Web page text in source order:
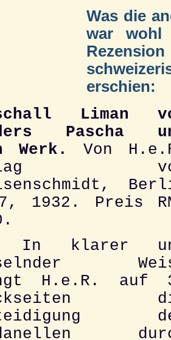
Was die
war wohl
erschien:
Liman
Pascha
Werk.
Von
7, 1932. Preis
klarer
H.e.R. auf